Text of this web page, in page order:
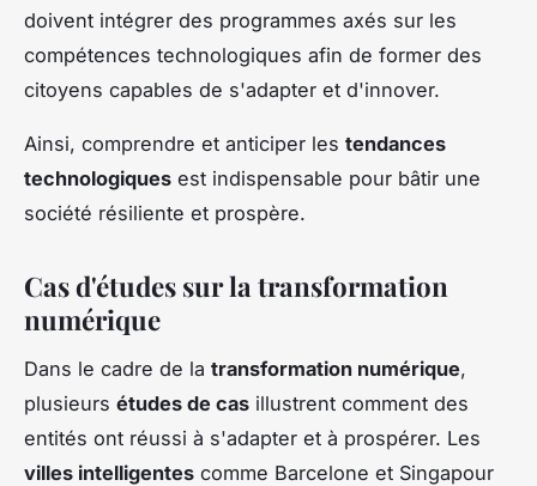
doivent intégrer des programmes axés sur les
compétences technologiques afin de former des
citoyens capables de s'adapter et d'innover.
Ainsi, comprendre et anticiper les tendances
technologiques est indispensable pour bâtir une
société résiliente et prospère.
Cas d'études sur la transformation
numérique
Dans le cadre de la transformation numérique,
plusieurs études de cas illustrent comment des
entités ont réussi à s'adapter et à prospérer. Les
villes intelligentes comme Barcelone et Singapour